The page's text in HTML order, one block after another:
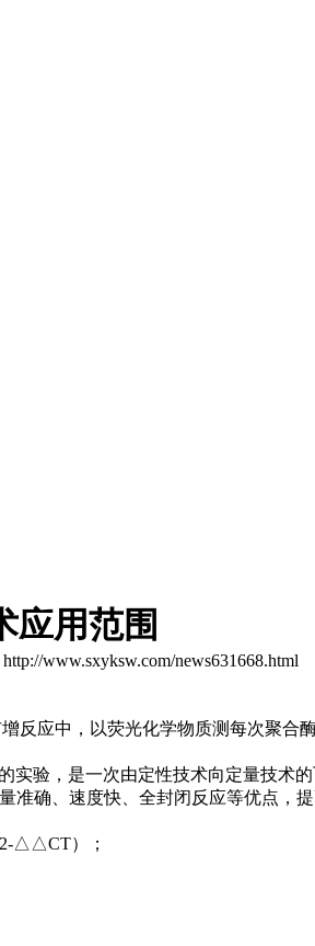
应用范围
www.sxyksw.com/news631668.html
反应中，以荧光化学物质测每次聚
实验，是一次由定性技术向定量技术
准确、速度快、全封闭反应等优点，
△△CT）；